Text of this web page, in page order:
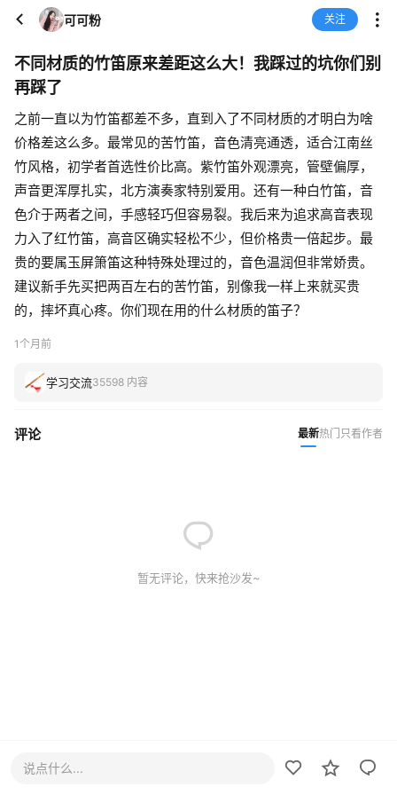
可可粉 关注
不同材质的竹笛原来差距这么大！我踩过的坑你们别
再踩了
之前一直以为竹笛都差不多，直到入了不同材质的才明白为啥
价格差这么多。最常见的苦竹笛，音色清亮通透，适合江南丝
竹风格，初学者首选性价比高。紫竹笛外观漂亮，管壁偏厚，
声音更浑厚扎实，北方演奏家特别爱用。还有一种白竹笛，音
色介于两者之间，手感轻巧但容易裂。我后来为追求高音表现
力入了红竹笛，高音区确实轻松不少，但价格贵一倍起步。最
贵的要属玉屏箫笛这种特殊处理过的，音色温润但非常娇贵。
建议新手先买把两百左右的苦竹笛，别像我一样上来就买贵
的，摔坏真心疼。你们现在用的什么材质的笛子？
1个月前
学习交流35598 内容
评论 最新热门 只看作者
暂无评论，快来抢沙发~
说点什么...